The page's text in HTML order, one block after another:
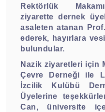
Rektörlük
ziyarette dernek
asaleten atanan
ederek, hayırlara
bulundular.
Nazik ziyaretleri için
Çevre Derneği ile
İzcilik Kulübü
Üyelerine
Can, üniversite